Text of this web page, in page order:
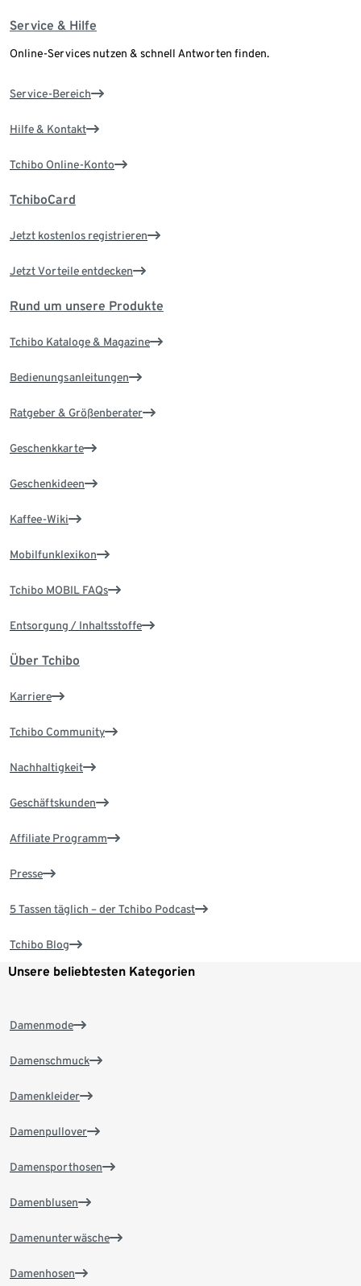
Service & Hilfe
Online-Services nutzen & schnell Antworten finden.
Service-Bereich
Hilfe & Kontakt
Tchibo Online-Konto
TchiboCard
Jetzt kostenlos registrieren
Jetzt Vorteile entdecken
Rund um unsere Produkte
Tchibo Kataloge & Magazine
Bedienungsanleitungen
Ratgeber & Größenberater
Geschenkkarte
Geschenkideen
Kaffee-Wiki
Mobilfunklexikon
Tchibo MOBIL FAQs
Entsorgung / Inhaltsstoffe
Über Tchibo
Karriere
Tchibo Community
Nachhaltigkeit
Geschäftskunden
Affiliate Programm
Presse
5 Tassen täglich – der Tchibo Podcast
Tchibo Blog
Unsere beliebtesten Kategorien
Damenmode
Damenschmuck
Damenkleider
Damenpullover
Damensporthosen
Damenblusen
Damenunterwäsche
Damenhosen